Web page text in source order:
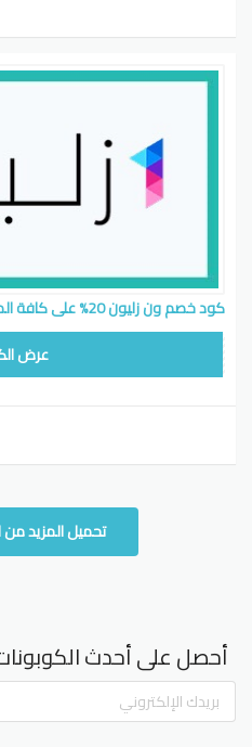
كود خصم ون زليون 20% على كافة المنتجات 1zilion
عرض
تحميل المزيد من
أحصل على أحدث